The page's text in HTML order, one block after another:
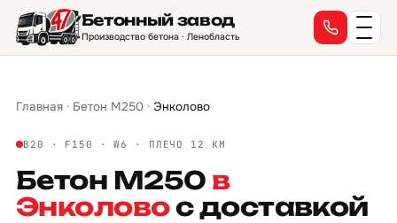
Бетонный завод
Производство бетона · Ленобласть
Главная · Бетон М250 · Энколово
B20 · F150 · W6 · ПЛЕЧО 12 КМ
Бетон М250 в
Энколовос доставкой